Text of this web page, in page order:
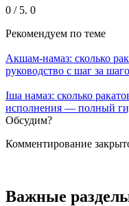
0 / 5. 0
Рекомендуем по теме
Акшам-намаз: сколько
руководство с шаг за
Iша намаз: сколько
исполнения — полный
Обсудим?
Комментирование
Важные